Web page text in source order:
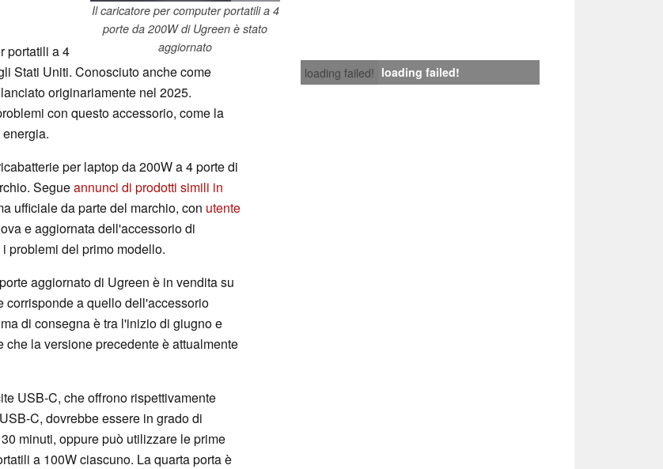
Il caricatore per computer portatili a 4
porte da 200W di Ugreen è stato
aggiornato
loading failed! loading failed!
portatili a 4
Stati Uniti. Conosciuto anche come
originariamente nel 2025.
con questo accessorio, come la
per laptop da 200W a 4 porte di
Segueannunci di prodotti simili in
ufficiale da parte del marchio, con utente
e aggiornata dell'accessorio di
problemi del primo modello.
aggiornato di Ugreen è in vendita su
corrisponde a quello dell'accessorio
di consegna è tra l'inizio di giugno e
la versione precedente è attualmente
USB-C, che offrono rispettivamente
C, dovrebbe essere in grado di
minuti, oppure può utilizzare le prime
a 100W ciascuno. La quarta porta è